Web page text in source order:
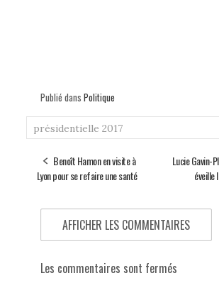
Publié dans Politique
présidentielle 2017
Benoît Hamon en visite à
Lyon pour se refaire une santé
Lucie Gavin-
éveille
AFFICHER LES COMMENTAIRES
Les commentaires sont fermés